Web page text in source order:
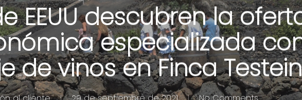
EEUU descubren la
especializada
de vinos en Finca